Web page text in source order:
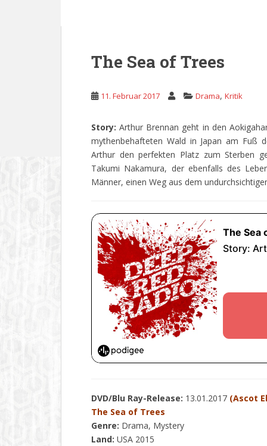
The Sea of Trees
11. Februar 2017 Drama, Kritik
Story:Arthur Brennan geht in den
mythenbehafteten Wald in Japan am Fuß
Arthur den perfekten Platz zum Sterben
Takumi Nakamura, der ebenfalls des
Männer, einen Weg aus dem
DVD/Blu Ray-Release: 13.01.2017 (Ascot
The Sea of Trees
Genre: Drama, Mystery
Land: USA 2015